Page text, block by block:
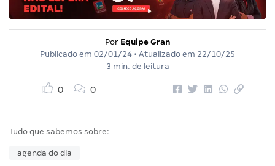
Por Equipe Gran
Publicado em 02/01/24 • Atualizado em 22/10/25
3 min. de leitura
0 0
Tudo que sabemos sobre:
agenda do dia